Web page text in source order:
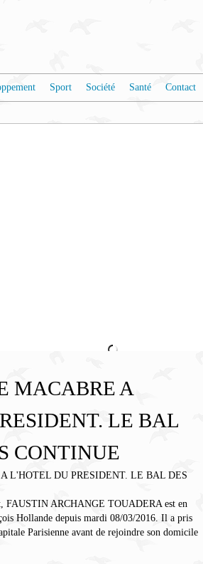
Sport Société Santé Contact
MACABRE A
LE BAL
CONTINUE
FAUSTIN ARCHANGE TOUADERA est en
Hollande depuis mardi 08/03/2016. Il a pris
Parisienne avant de rejoindre son domicile